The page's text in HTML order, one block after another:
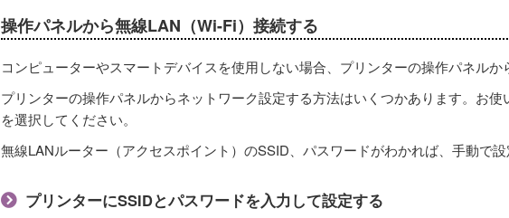
操作パネルから無線LAN（Wi-Fi）接続する
コンピューターやスマートデバイスを使用しない場合、プリンターの操作パネルか
プリンターの操作パネルからネットワーク設定する方法はいくつかあります。お
を選択してください。
無線LANルーター（アクセスポイント）のSSID、パスワードがわかれば、手動で設
プリンターにSSIDとパスワードを入力して設定する